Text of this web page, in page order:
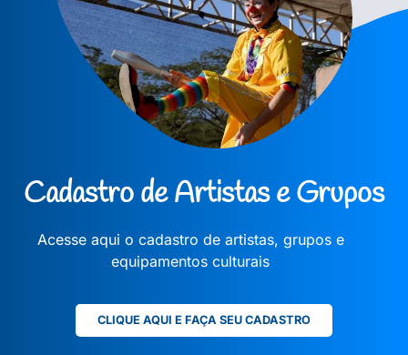
Cadastro de Artistas e Grupos
Acesse aqui o cadastro de artistas, grupos e
equipamentos culturais
CLIQUE AQUI E FAÇA SEU CADASTRO